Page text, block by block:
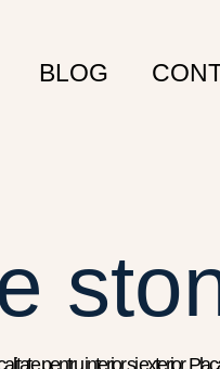
BLOG
pentru interior și exterior.